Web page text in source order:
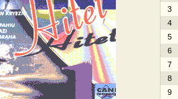
3
4
5
6
7
8
9